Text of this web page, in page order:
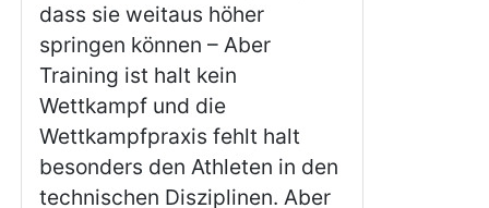
dass sie weitaus höher
springen können – Aber
Training ist halt kein
Wettkampf und die
Wettkampfpraxis fehlt halt
besonders den Athleten in den
technischen Disziplinen. Aber